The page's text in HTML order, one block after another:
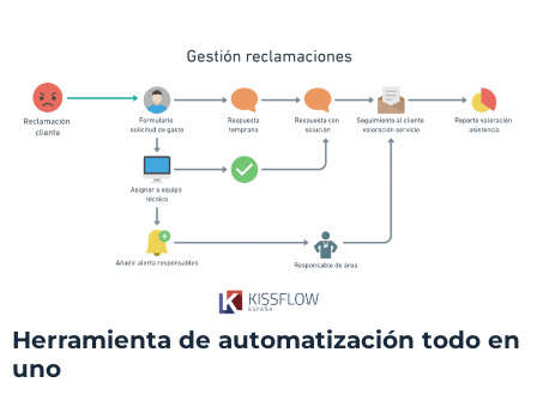
Herramienta de automatización todo en
uno